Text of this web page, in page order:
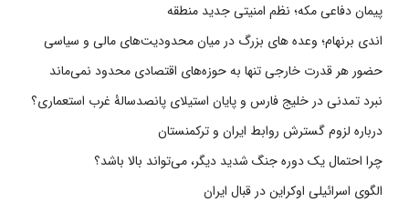
پیمان دفاعی مکه؛ نظم امنیتی جدید منطقه
اندی برنهام؛ وعده های بزرگ در میان محدودیت‌های مالی و سیاسی
حضور هر قدرت خارجی تنها به حوزه‌های اقتصادی محدود نمی‌ماند
نبرد تمدنی در خلیج فارس و پایان استیلای پانصدسالۀ غرب استعماری؟
درباره لزوم گسترش روابط ایران و ترکمنستان
چرا احتمال یک دوره جنگ شدید دیگر، می‌تواند بالا باشد؟
الگوی اسرائیلی اوکراین در قبال ایران